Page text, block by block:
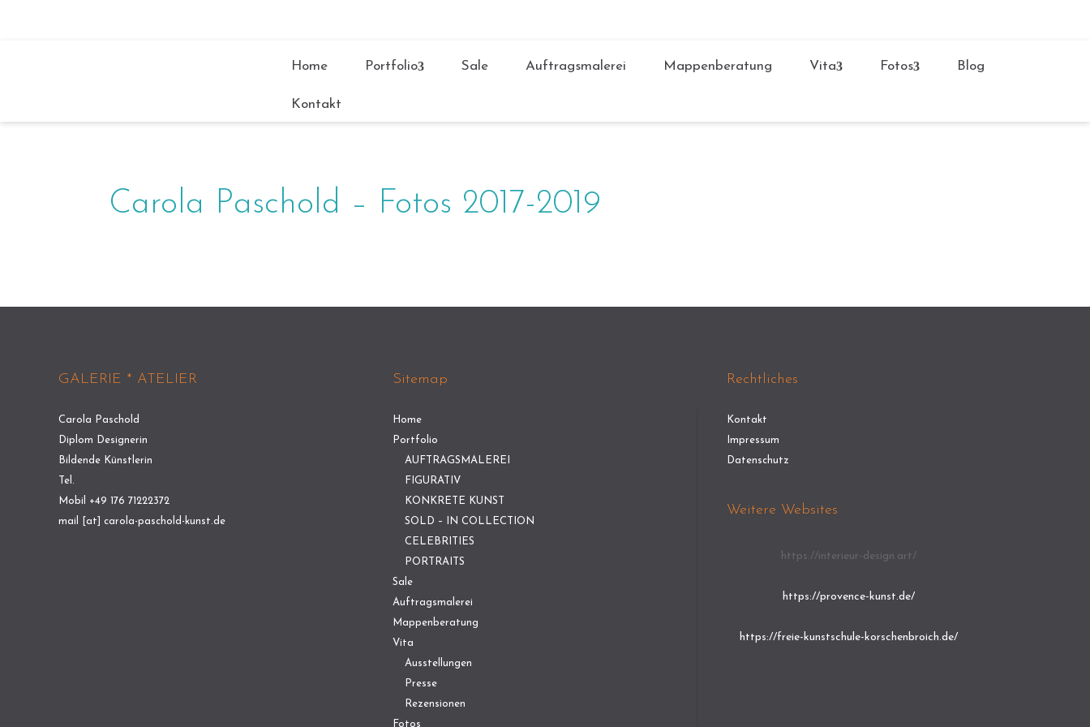
Home Portfolio Sale Auftragsmalerei Mappenberatung Vita Fotos Blog
Kontakt
Carola Paschold – Fotos 2017-2019
GALERIE * ATELIER
Carola Paschold
Diplom Designerin
Bildende Künstlerin
Tel.
Mobil +49 176 71222372
mail [at] carola-paschold-kunst.de
Sitemap
Home
Portfolio
AUFTRAGSMALEREI
FIGURATIV
KONKRETE KUNST
SOLD – IN COLLECTION
CELEBRITIES
PORTRAITS
Sale
Auftragsmalerei
Mappenberatung
Vita
Ausstellungen
Presse
Rezensionen
Fotos
Rechtliches
Kontakt
Impressum
Datenschutz
Weitere Websites
https://interieur-design.art/
https://provence-kunst.de/
https://freie-kunstschule-korschenbroich.de/